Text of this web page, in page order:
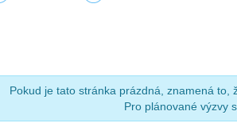
Pokud je tato stránka prázdná, znamená to,
Pro plánované výzvy